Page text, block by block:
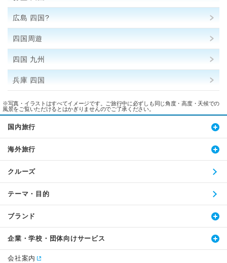
広島 四国?
四国周遊
四国 九州
兵庫 四国
※写真・イラストはすべてイメージです。ご旅行中に必ずしも同じ角度・高度・天候での
風景をご覧いただけるとはかぎりませんのでご了承ください。
国内旅行
海外旅行
クルーズ
テーマ・目的
ブランド
企業・学校・団体向けサービス
会社案内